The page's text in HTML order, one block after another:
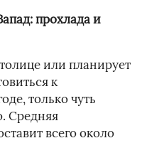
прохлада и
или планирует
к
только чуть
Средняя
всего около